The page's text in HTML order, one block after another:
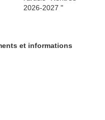
et informations